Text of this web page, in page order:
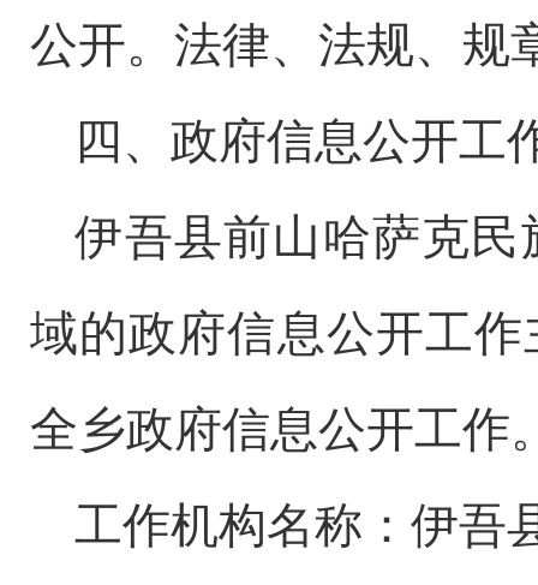
公开。法律、法规、规
四、政府信息公开工
伊吾县前山哈萨克民
域的政府信息公开工
全乡政府信息公开工作
工作机构名称：伊吾